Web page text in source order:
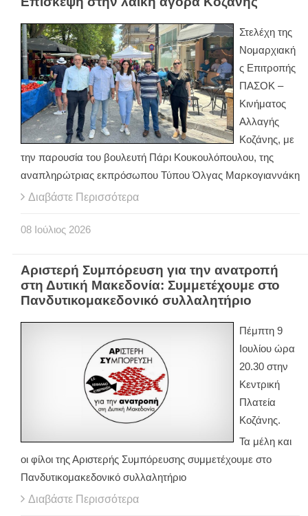
Στελέχη της
Νομαρχιακή
ς Επιτροπής
ΠΑΣΟΚ –
Κινήματος
Αλλαγής
Κοζάνης, με
την παρουσία του βουλευτή Πάρι Κουκουλόπουλου, της
αναπληρώτριας εκπρόσωπου Τύπου Όλγας Μαρκογιαννάκη
Διαβάστε Περισσότερα
08 Ιούλιος 2026
Αριστερή Συμπόρευση για την ανατροπή
στη Δυτική Μακεδονία: Συμμετέχουμε στο
Πανδυτικομακεδονικό συλλαλητήριο
Πέμπτη 9
Ιουλίου ώρα
20.30 στην
Κεντρική
Πλατεία
Κοζάνης.
Τα μέλη και
οι φίλοι της Αριστερής Συμπόρευσης συμμετέχουμε στο
Πανδυτικομακεδονικό συλλαλητήριο
Διαβάστε Περισσότερα